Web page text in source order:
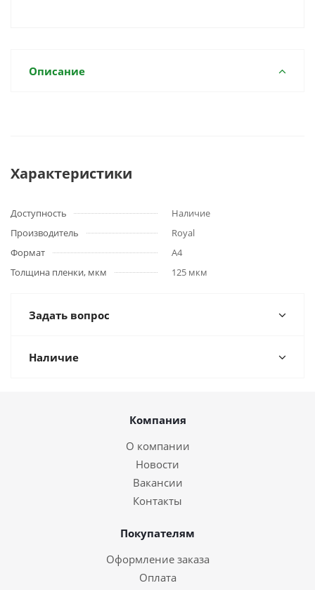
Описание
Характеристики
Доступность
Наличие
Производитель
Royal
Формат
A4
Толщина пленки, мкм
125 мкм
Задать вопрос
Наличие
Компания
О компании
Новости
Вакансии
Контакты
Покупателям
Оформление заказа
Оплата